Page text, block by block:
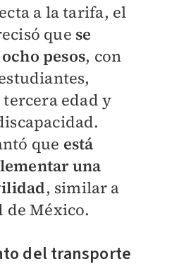
a la tarifa, el
que se
pesos, con
edad y
que está
una
, similar a
de México.
del transporte